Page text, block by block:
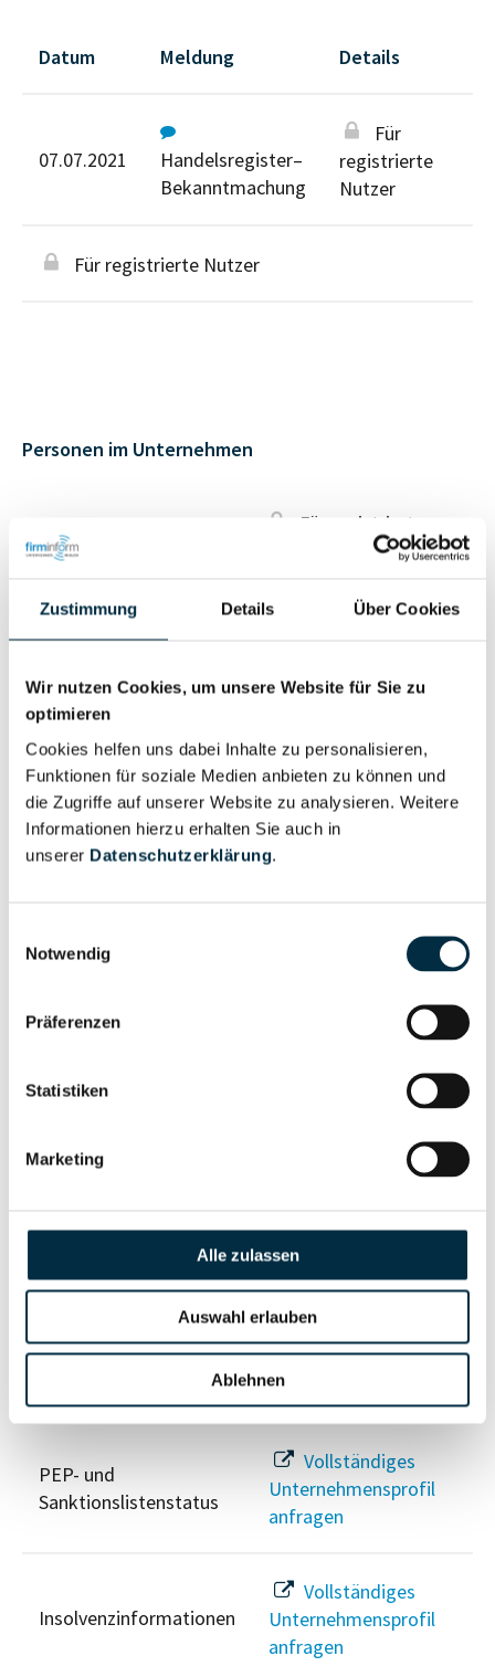
Zustimmung Details Über Cookies
Wir nutzen Cookies, um unsere Website für Sie zu
optimieren
Cookies helfen uns dabei Inhalte zu personalisieren,
Funktionen für soziale Medien anbieten zu können und
die Zugriffe auf unserer Website zu analysieren. Weitere
Informationen hierzu erhalten Sie auch in
unserer Datenschutzerklärung.
Notwendig
Präferenzen
Statistiken
Marketing
Alle zulassen
Auswahl erlauben
Ablehnen
Datum Meldung Details
07.07.2021
Handelsregister–
Bekanntmachung
Für
registrierte
Nutzer
Für registrierte Nutzer
Personen im Unternehmen
Geschäftsführer (1)
Für registrierte
Prokurist (2)
Wirtschaftlich
Berechtigter
Unternehmensprofil
anfragen
Vollständiges
Vollständiges
Wirtschaftlich
Vollständiges
Unternehmensprofil
anfragen
PEP- und
Sanktionslistenstatus
Vollständiges
Unternehmensprofil
anfragen
Insolvenzinformationen
Vollständiges
Unternehmensprofil
anfragen